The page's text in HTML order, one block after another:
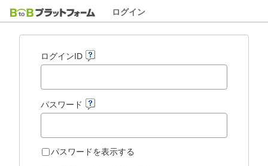
ログイン
ログインID
パスワード
パスワードを表示する